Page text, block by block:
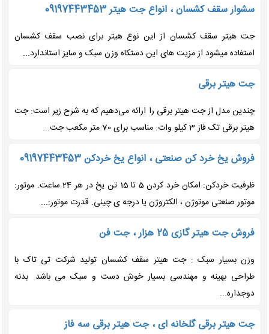
سشوار سقف کشسان ، انواع جت هیتر 09197443453
جت هیتر سقف کشسان از این نوع هیتر برای نصب سقف کشسان
استفاده میشود از مزیت های این دستکاه وزن سبک و سایز استاندارد...
جت هیتر برقی
چندین مدل از جت هیتر برقی را ارائه می‌دهیم که به شرح زیر است: جت
هیتر برقی تک فاز 3 کیلو وات: مناسب برای 70 متر مکعب جت...
فروش یخ خرد کن صنعتی ، انواع یخ خردکن 09197443453
ظرفیت خردکن: امکان خرد کردن 5 تا 15 تن یخ در هر 24 ساعت. موتور:
موتور صنعتی موتوژن ، الکتروژن یا درجه ی چینی. قدرت موتور:...
فروش جت هیتر گازی 25 هزار ، جت فن
وزن بسیار سبک : جت هیتر سقف کشسان تولید شرکت تی تاک با
طراحی بهینه و مهندسی بسیار خوش دست و سبک می باشد. بدنه
دوجداره...
جت هیتر برقی گلخانه ای ، جت هیتر برقی سه فاز